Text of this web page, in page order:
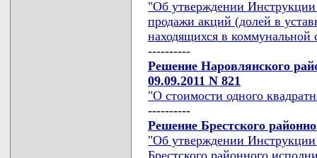
"Об утверждении Инструкции
продажи акций (долей в
находящихся в коммунальной
----------
Решение Наровлянского
09.09.2011 N 821
"О стоимости одного
----------
Решение Брестского
"Об утверждении Инструкции
Брестского районного